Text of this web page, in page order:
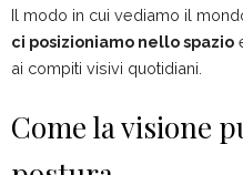
Il modo in cui vediamo il
ci posizioniamo nello spazio
ai compiti visivi quotidiani.
Come la visione